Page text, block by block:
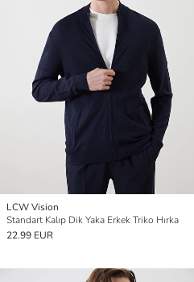
LCW Vision
Standart Kalıp Dik Yaka Erkek Triko Hırka
22.99 EUR